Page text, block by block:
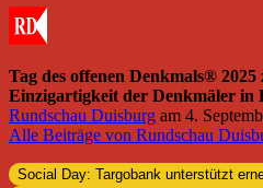
Tag des offenen Denkmals®
Einzigartigkeit der Denkmäler in
Rundschau Duisburg am 4.
Alle Beiträge von Rundschau
Social Day: Targobank unterstützt